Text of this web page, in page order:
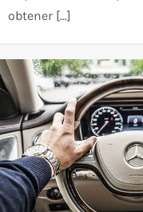
obtener […]